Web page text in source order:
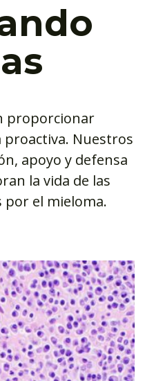
proporcionar
Nuestros
apoyo y defensa
la vida de las
por el mieloma.